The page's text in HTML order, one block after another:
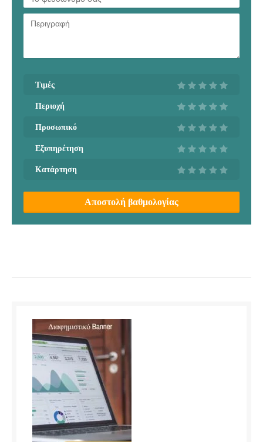
Τιμές
Περιοχή
Προσωπικό
Εξυπηρέτηση
Κατάρτηση
Αποστολή βαθμολογίας